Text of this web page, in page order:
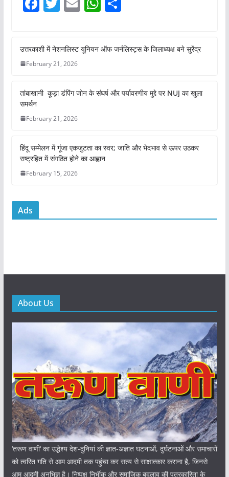
e
b
o
o
k
er l s
p
p
e
उत्तरकाशी में नेशनलिस्ट यूनियन ऑफ जर्नलिस्ट्स के जिलाध्यक्ष बने सुरेंद्र
February 21, 2026
तांबाखानी कूड़ा डंपिंग जोन के संघर्ष और पर्यावरणीय मुद्दे पर NUJ का खुला
समर्थन
February 21, 2026
हिंदू सम्मेलन में गूंजा एकजुटता का स्वर; जाति और भेदभाव से ऊपर उठकर
राष्ट्रहित में संगठित होने का आह्वान
February 15, 2026
Ads
About Us
‘तरूण वाणी‘ का उद्धेश्य देश-दुनियां की ज्ञात-अज्ञात घटनाओं, दुर्घटनाओं और समाचारों
को त्वरित गति से आम आदमी तक पहुंचा कर सत्य से साक्षात्कार कराना है, जिनसे
आम आदमी अनभिज्ञ है। निष्पक्ष निर्भीक और समाजिक बदलाव की पत्रकारिता के